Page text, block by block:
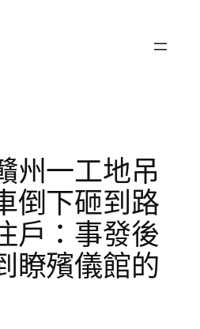
州一工地吊
倒下砸到路
戶：事發後
瞭殯儀館的